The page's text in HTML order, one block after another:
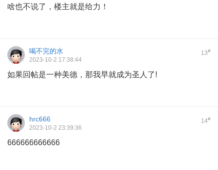
啥也不说了，楼主就是给力！
13#
喝不完的水
2023-10-2 17:38:44
如果回帖是一种美德，那我早就成为圣人了!
14#
hrc666
2023-10-2 23:39:36
666666666666